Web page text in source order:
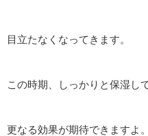
目立たなくなってきます。
この時期、しっかりと保湿し
更なる効果が期待できますよ。